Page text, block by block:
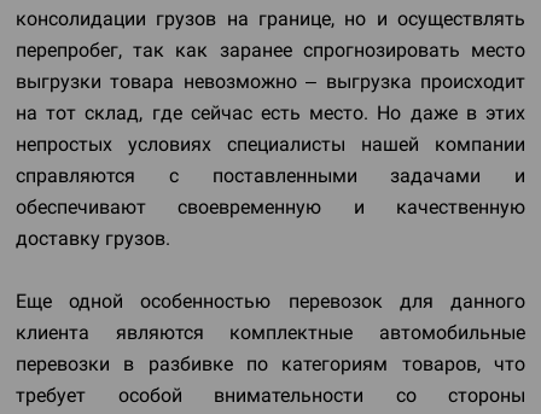
консолидации грузов на границе, но и осуществлять
перепробег, так как заранее спрогнозировать место
выгрузки товара невозможно – выгрузка происходит
на тот склад, где сейчас есть место. Но даже в этих
непростых условиях специалисты нашей компании
справляются с поставленными задачами и
обеспечивают своевременную и качественную
доставку грузов.
Еще одной особенностью перевозок для данного
клиента являются комплектные автомобильные
перевозки в разбивке по категориям товаров, что
требует особой внимательности со стороны